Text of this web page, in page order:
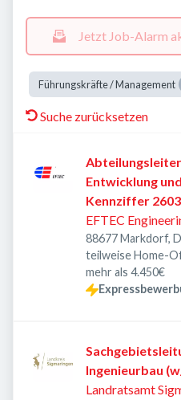
Jetzt Job-Alarm
Führungskräfte / Management
Suche zurücksetzen
Abteilungsleiter Konstruktion,
Entwicklung
Kennziffer
EFTEC
88677 Markdorf,
teilweise Home-
mehr als 4.450€
Ingenieurbau
Landratsamt